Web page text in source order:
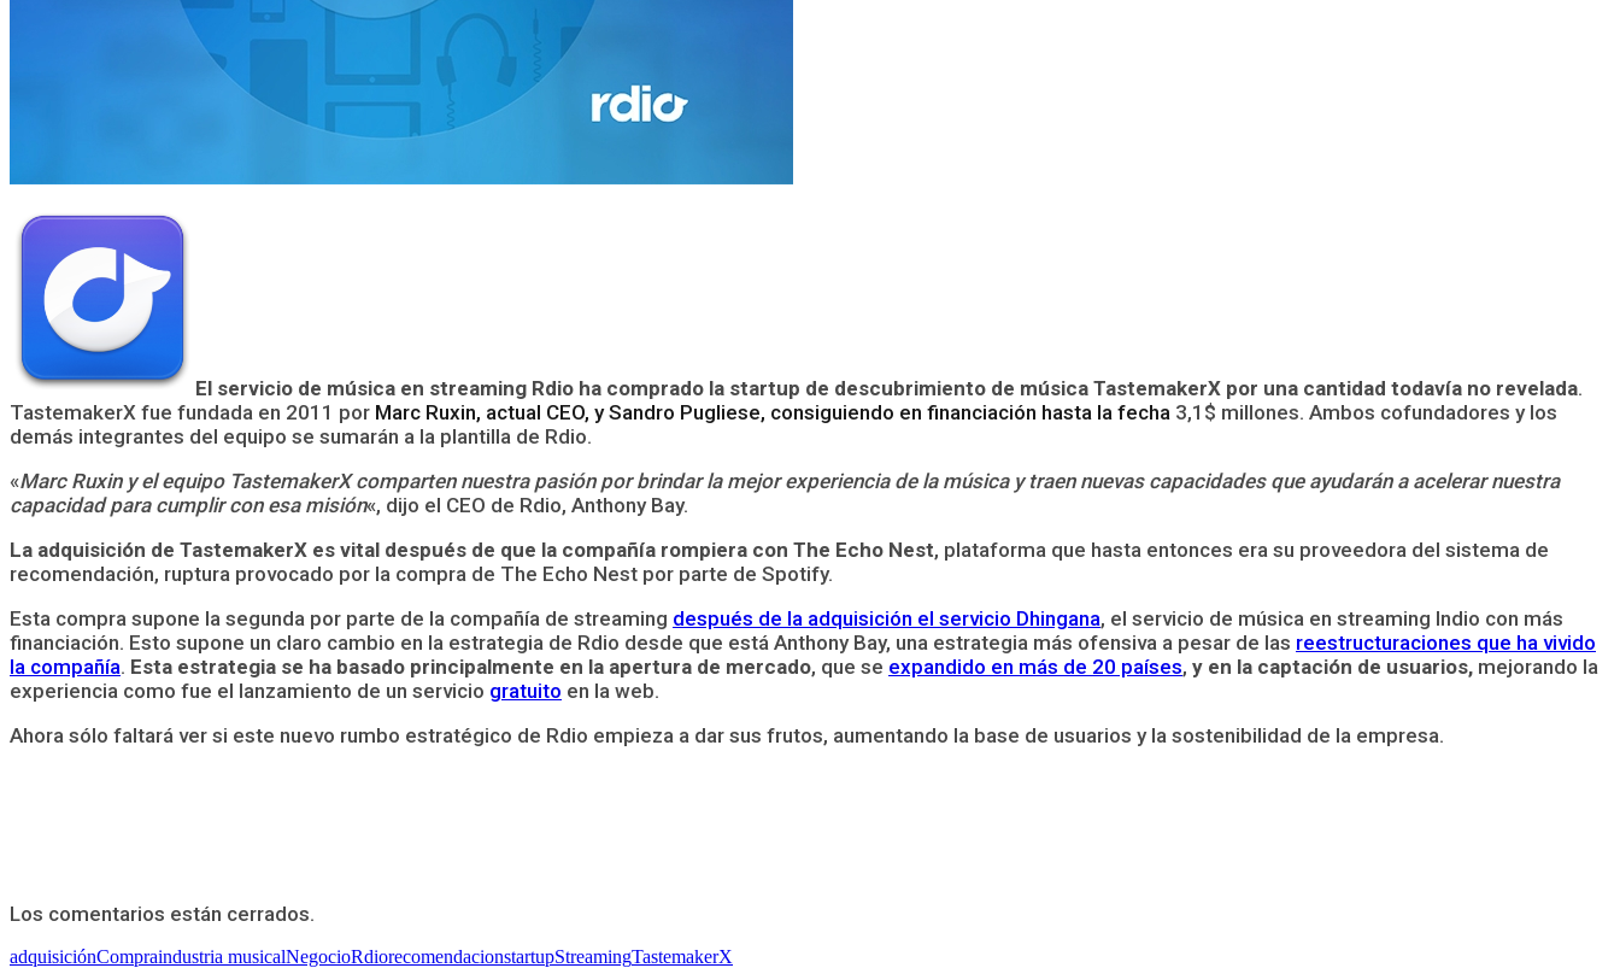
El servicio de música en streaming Rdio ha comprado la startup de descubrimiento de música TastemakerX por una cantidad todavía no revelada.
TastemakerX fue fundada en 2011 por Marc Ruxin, actual CEO, y Sandro Pugliese, consiguiendo en financiación hasta la fecha 3,1$ millones. Ambos cofundadores y los
demás integrantes del equipo se sumarán a la plantilla de Rdio.
«Marc Ruxin y el equipo TastemakerX comparten nuestra pasión por brindar la mejor experiencia de la música y traen nuevas capacidades que ayudarán a acelerar nuestra
capacidad para cumplir con esa misión«, dijo el CEO de Rdio, Anthony Bay.
La adquisición de TastemakerX es vital después de que la compañía rompiera con The Echo Nest, plataforma que hasta entonces era su proveedora del sistema de
recomendación, ruptura provocado por la compra de The Echo Nest por parte de Spotify.
Esta compra supone la segunda por parte de la compañía de streaming después de la adquisición el servicio Dhingana, el servicio de música en streaming Indio con más
financiación. Esto supone un claro cambio en la estrategia de Rdio desde que está Anthony Bay, una estrategia más ofensiva a pesar de las reestructuraciones que ha vivido
la compañía. Esta estrategia se ha basado principalmente en la apertura de mercado, que se expandido en más de 20 países, y en la captación de usuarios, mejorando la
experiencia como fue el lanzamiento de un servicio gratuito en la web.
Ahora sólo faltará ver si este nuevo rumbo estratégico de Rdio empieza a dar sus frutos, aumentando la base de usuarios y la sostenibilidad de la empresa.
Los comentarios están cerrados.
adquisiciónCompraindustria musicalNegocioRdiorecomendacionstartupStreamingTastemakerX